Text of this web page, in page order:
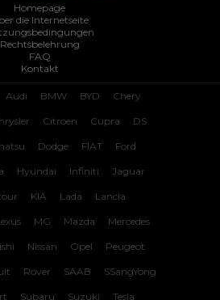
Homepage
die Internetseite
Rechtsbelehrung
FAQ
Kontakt
Audi BMW BYD Chery
Citroen Cupra DS
Dodge FIAT Ford
Hyundai Infiniti Jaguar
KIA Lada Lancia
MG Mazda Mercedes
Nissan Opel Peugeot
Rover SAAB SSangYong
Subaru Suzuki Tesla